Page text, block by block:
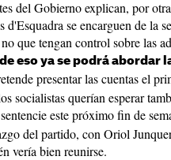
del Gobierno explican, por
d'Esquadra se encarguen de la
que tengan control sobre las
eso ya se podrá abordar
presentar las cuentas el
socialistas querían esperar
sentencie este próximo fin de
del partido, con Oriol
vería bien reunirse.